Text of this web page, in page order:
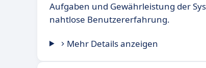
Aufgaben und Gewährleistung der
nahtlose Benutzererfahrung.
Mehr Details anzeigen